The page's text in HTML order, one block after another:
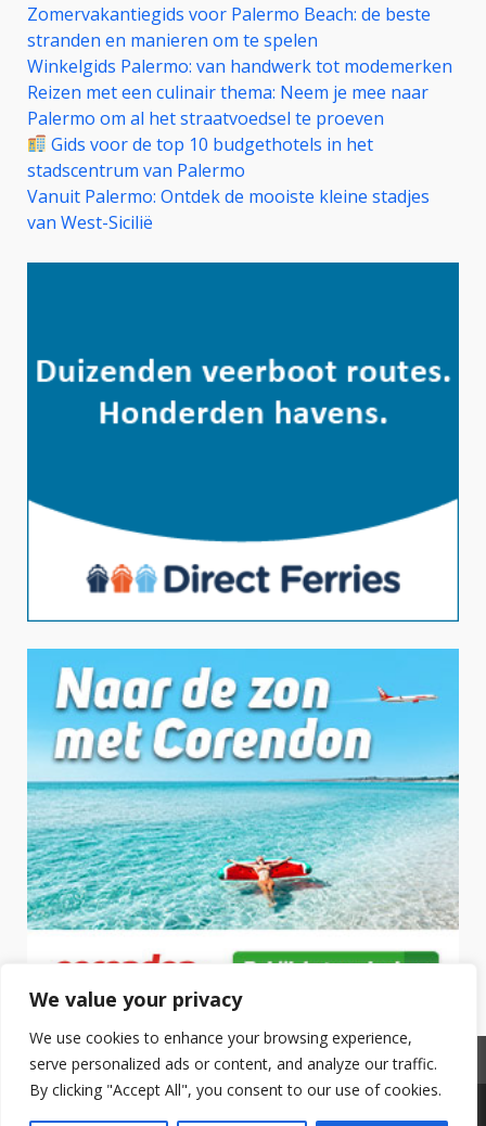
We value your privacy
We use cookies to enhance your browsing experience,
serve personalized ads or content, and analyze our traffic.
By clicking "Accept All", you consent to our use of cookies.
Zomervakantiegids voor Palermo Beach: de beste
stranden en manieren om te spelen
Winkelgids Palermo: van handwerk tot modemerken
Reizen met een culinair thema: Neem je mee naar
Palermo om al het straatvoedsel te proeven
Gids voor de top 10 budgethotels in het
stadscentrum van Palermo
Vanuit Palermo: Ontdek de mooiste kleine stadjes
van West-Sicilië
Privacyverklaring
Copyright © 2025 Hotel Boeken. All Rights Reserved.